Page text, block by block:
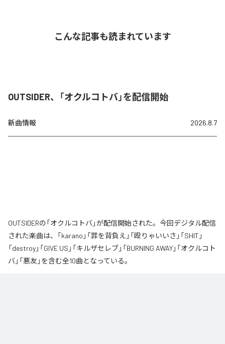
こんな記事も読まれています
OUTSIDER、「オクルコトバ」を配信開始
新曲情報 2026.8.7
OUTSIDERの「オクルコトバ」が配信開始された。今回デジタル配信
された楽曲は、「karano」「罪を背負え」「殴りゃいいさ」「SHIT」
「destroy」「GIVE US」「キルザセレブ」「BURNING AWAY」「オクルコト
バ」「悪友」を含む全10曲となっている。